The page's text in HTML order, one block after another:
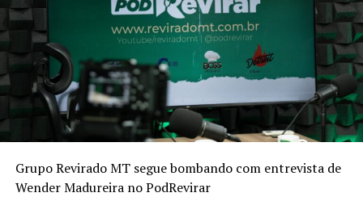
Grupo Revirado MT segue bombando com entrevista de
Wender Madureira no PodRevirar